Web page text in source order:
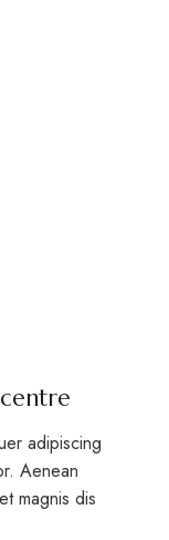
adipiscing
Aenean
magnis dis